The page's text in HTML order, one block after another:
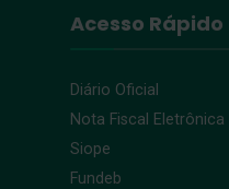
Acesso Rápido
Diário Oficial
Nota Fiscal Eletrônica
Siope
Fundeb